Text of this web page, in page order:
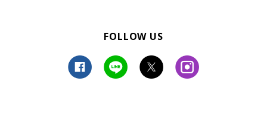
FOLLOW US